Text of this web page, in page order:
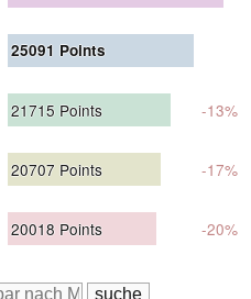
25091 Points
21715 Points -13%
20707 Points -17%
20018 Points -20%